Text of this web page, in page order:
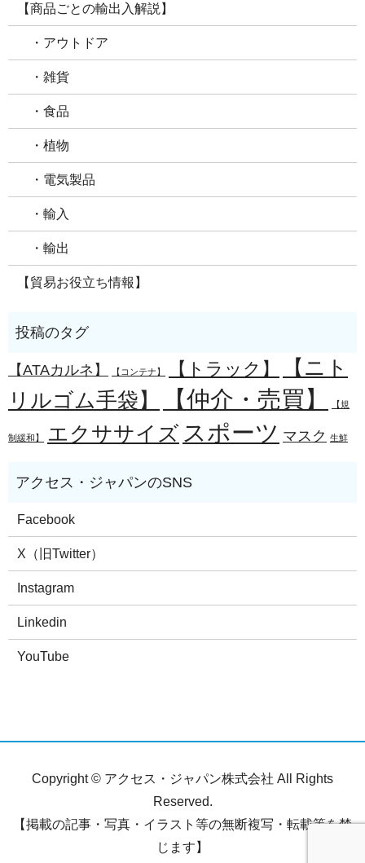
【商品ごとの輸出入解説】
・アウトドア
・雑貨
・食品
・植物
・電気製品
・輸入
・輸出
【貿易お役立ち情報】
【ATAカルネ】 【コンテナ】 【トラック】
【ニト
リルゴム手袋】
【仲介・売買】 【規
制緩和】 エクササイズ スポーツ マスク 生鮮
Facebook
X（旧Twitter）
Instagram
Linkedin
YouTube
Copyright © アクセス・ジャパン株式会社 All Rights
Reserved.
【掲載の記事・写真・イラスト等の無断複写・転載等を禁
じます】